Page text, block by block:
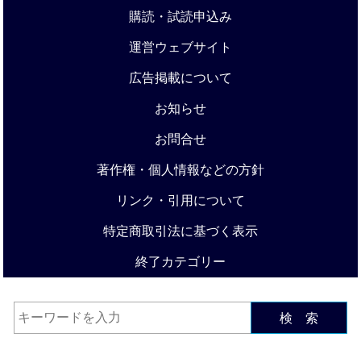
購読・試読申込み
運営ウェブサイト
広告掲載について
お知らせ
お問合せ
著作権・個人情報などの方針
リンク・引用について
特定商取引法に基づく表示
終了カテゴリー
検 索